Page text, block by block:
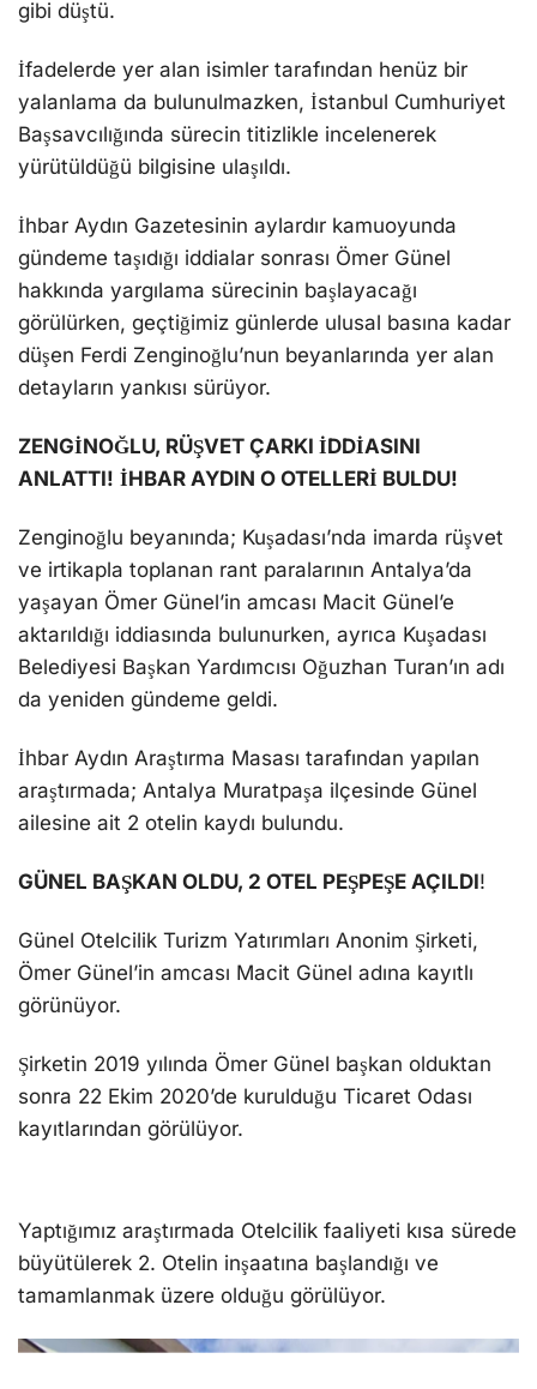
gibi düştü.
İfadelerde yer alan isimler tarafından henüz bir
yalanlama da bulunulmazken, İstanbul Cumhuriyet
Başsavcılığında sürecin titizlikle incelenerek
yürütüldüğü bilgisine ulaşıldı.
İhbar Aydın Gazetesinin aylardır kamuoyunda
gündeme taşıdığı iddialar sonrası Ömer Günel
hakkında yargılama sürecinin başlayacağı
görülürken, geçtiğimiz günlerde ulusal basına kadar
düşen Ferdi Zenginoğlu’nun beyanlarında yer alan
detayların yankısı sürüyor.
ZENGİNOĞLU, RÜŞVET ÇARKI İDDİASINI
ANLATTI! İHBAR AYDIN O OTELLERİ BULDU!
Zenginoğlu beyanında; Kuşadası’nda imarda rüşvet
ve irtikapla toplanan rant paralarının Antalya’da
yaşayan Ömer Günel’in amcası Macit Günel’e
aktarıldığı iddiasında bulunurken, ayrıca Kuşadası
Belediyesi Başkan Yardımcısı Oğuzhan Turan’ın adı
da yeniden gündeme geldi.
İhbar Aydın Araştırma Masası tarafından yapılan
araştırmada; Antalya Muratpaşa ilçesinde Günel
ailesine ait 2 otelin kaydı bulundu.
GÜNEL BAŞKAN OLDU, 2 OTEL PEŞPEŞE AÇILDI!
Günel Otelcilik Turizm Yatırımları Anonim Şirketi,
Ömer Günel’in amcası Macit Günel adına kayıtlı
görünüyor.
Şirketin 2019 yılında Ömer Günel başkan olduktan
sonra 22 Ekim 2020’de kurulduğu Ticaret Odası
kayıtlarından görülüyor.
Yaptığımız araştırmada Otelcilik faaliyeti kısa sürede
büyütülerek 2. Otelin inşaatına başlandığı ve
tamamlanmak üzere olduğu görülüyor.